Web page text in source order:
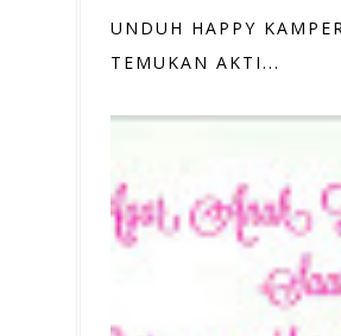
UNDUH HAPPY
TEMUKAN AKTI...